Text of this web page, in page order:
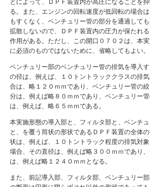
とによって、ＤＰＦ装置内が高圧になることを
る。また、エンジンの回転速度が低回転の場合
もすくなく、ベンチュリー管の部分を通過して
拡散しないので、ＤＰＦ装置内の圧力が保たれる
作用がある。ただし、この開口０７０２は、本
に必須のものではないために、省略してもよい。
ベンチュリー部のベンチュリー管の排気を導入
の径は、例えば、１０トントラッククラスの排
合は、略１２０ｍｍであり、ベンチュリー管の
分は、例えば略８０ｍｍであり、ベンチュリー管
は、例えば、略６５ｍｍである。
本実施形態の導入部と、フィルタ部と、ベンチ
と、を覆う筒状の形状であるＤＰＦ装置の全体
状は、例えば、１０トントラック程度の排気対
場合、その直径は、例えば略３００ｍｍであり
は、例えば略１２４０ｍｍとなる。
また、前記導入部、フィルタ部、ベンチュリー